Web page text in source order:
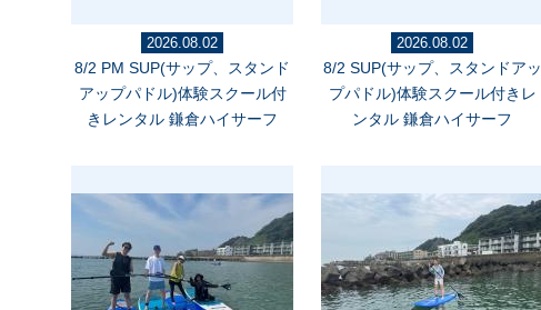
2026.08.02
8/2 PM SUP(サップ、スタンド
アップパドル)体験スクール付
きレンタル 鎌倉ハイサーフ
2026.08.02
8/2 SUP(サップ、スタンドアッ
プパドル)体験スクール付きレ
ンタル 鎌倉ハイサーフ